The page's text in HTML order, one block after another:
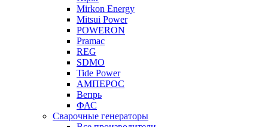
Mirkon Energy
Mitsui Power
POWERON
Pramac
REG
SDMO
Tide Power
АМПЕРОС
Вепрь
ФАС
Сварочные генераторы